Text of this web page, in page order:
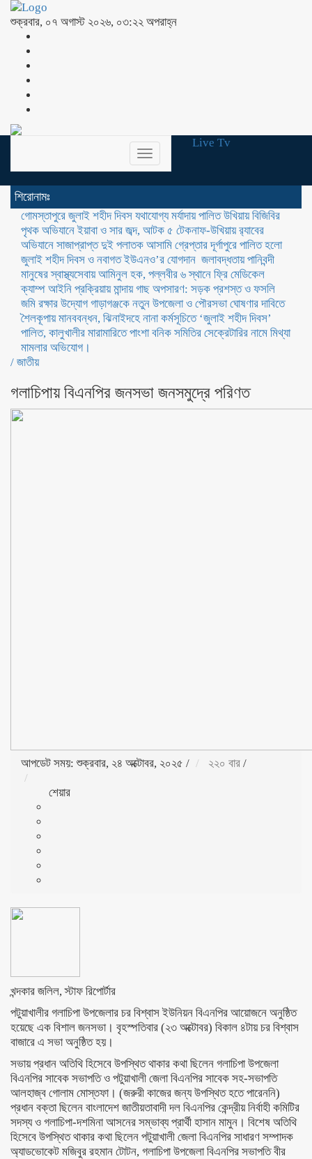
শুক্রবার, ০৭ অগাস্ট ২০২৬, ০৩:২২ অপরাহ্ন
Toggle
navigation
Live Tv
শিরোনামঃ
গোমস্তাপুরে জুলাই শহীদ দিবস যথাযোগ্য মর্যাদায় পালিত উখিয়ায় বিজিবির
পৃথক অভিযানে ইয়াবা ও সার জব্দ, আটক ৫ টেকনাফ-উখিয়ায় র‌্যাবের
অভিযানে সাজাপ্রাপ্ত দুই পলাতক আসামি গ্রেপ্তার ‎দূর্গাপুরে পালিত হলো
জুলাই শহীদ দিবস ও নবাগত ইউএনও’র যোগদান ‎ জলাবদ্ধতায় পানিবন্দী
মানুষের স্বাস্থ্যসেবায় আমিনুল হক, পল্লবীর ৬ স্থানে ফ্রি মেডিকেল
ক্যাম্প আইনি প্রক্রিয়ায় মান্দায় গাছ অপসারণ: সড়ক প্রশস্ত ও ফসলি
জমি রক্ষার উদ্যোগ গাড়াগঞ্জকে নতুন উপজেলা ও পৌরসভা ঘোষণার দাবিতে
শৈলকূপায় মানববন্ধন, ঝিনাইদহে নানা কর্মসূচিতে ‘জুলাই শহীদ দিবস’
পালিত, কালুখালীর মারামারিতে পাংশা বনিক সমিতির সেক্রেটারির নামে মিথ্যা
মামলার অভিযোগ।
/ জাতীয়
গলাচিপায় বিএনপির জনসভা জনসমুদ্রে পরিণত
আপডেট সময়: শুক্রবার, ২৪ অক্টোবর, ২০২৫ / ২২০ বার /
শেয়ার
খন্দকার জলিল, স্টাফ রিপোর্টার
পটুয়াখালীর গলাচিপা উপজেলার চর বিশ্বাস ইউনিয়ন বিএনপির আয়োজনে অনুষ্ঠিত
হয়েছে এক বিশাল জনসভা। বৃহস্পতিবার (২৩ অক্টোবর) বিকাল ৪টায় চর বিশ্বাস
বাজারে এ সভা অনুষ্ঠিত হয়।
সভায় প্রধান অতিথি হিসেবে উপস্থিত থাকার কথা ছিলেন গলাচিপা উপজেলা
বিএনপির সাবেক সভাপতি ও পটুয়াখালী জেলা বিএনপির সাবেক সহ-সভাপতি
আলহাজ্ব গোলাম মোস্তফা। (জরুরী কাজের জন্য উপস্থিত হতে পারেননি)
প্রধান বক্তা ছিলেন বাংলাদেশ জাতীয়তাবাদী দল বিএনপির কেন্দ্রীয় নির্বাহী কমিটির
সদস্য ও গলাচিপা-দশমিনা আসনের সম্ভাব্য প্রার্থী হাসান মামুন। বিশেষ অতিথি
হিসেবে উপস্থিত থাকার কথা ছিলেন পটুয়াখালী জেলা বিএনপির সাধারণ সম্পাদক
অ্যাডভোকেট মজিবুর রহমান টোটন, গলাচিপা উপজেলা বিএনপির সভাপতি বীর